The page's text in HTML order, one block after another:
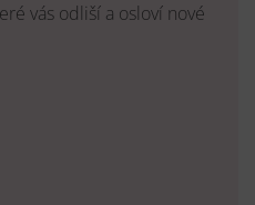
vás odliší a osloví nové